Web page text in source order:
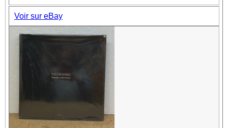
Voir sur eBay